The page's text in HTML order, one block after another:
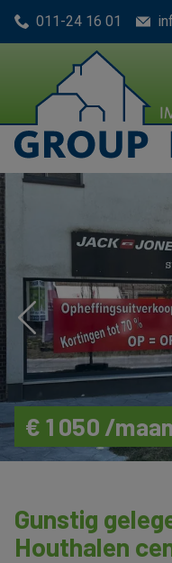
Menu overslaan en naar de
011-24 16 01
Previous
€ 1 050 /
Gunstig
Houthalen